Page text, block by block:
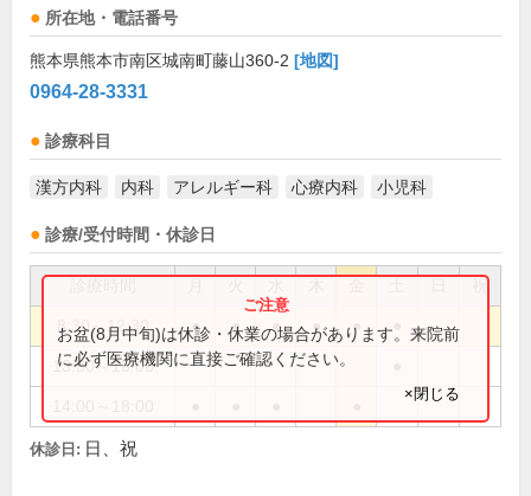
所在地・電話番号
熊本県熊本市南区城南町藤山360-2 [地図]
0964-28-3331
診療科目
漢方内科 内科 アレルギー科 心療内科 小児科
診療/受付時間・休診日
祝
8:30～12:30 ● ● ● ● ●
13:30～16:00
お盆(8月中旬)は休診・休業の場合があります。来院前
に必ず医療機関に直接ご確認ください。
×閉じる
休診日: 日、祝